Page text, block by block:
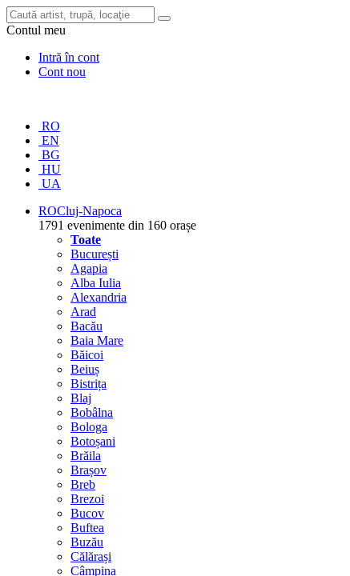
Contul meu
Intră în cont
Cont nou
RO
EN
BG
HU
UA
ROCluj-Napoca
1791 evenimente din 160 orașe
Toate
București
Agapia
Alba Iulia
Alexandria
Arad
Bacău
Baia Mare
Băicoi
Beiuș
Bistrița
Blaj
Bobâlna
Bologa
Botoșani
Brăila
Brașov
Breb
Brezoi
Bucov
Buftea
Buzău
Călărași
Câmpina